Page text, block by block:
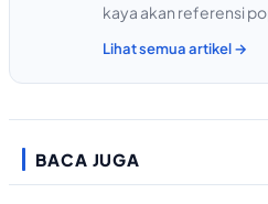
kaya akan referensi
Lihat semua artikel →
BACA JUGA